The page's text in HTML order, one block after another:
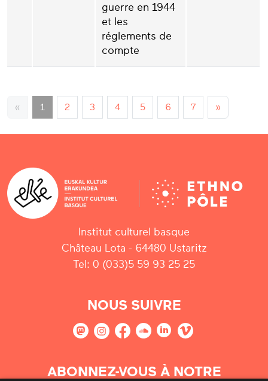
guerre en 1944
et les
réglements de
compte
« 1 2 3 4 5 6 7 »
Institut culturel basque
Château Lota - 64480 Ustaritz
Tel: 0 (033)5 59 93 25 25
NOUS SUIVRE
ABONNEZ-VOUS À NOTRE